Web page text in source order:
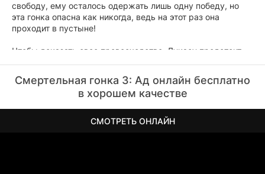
свободу, ему осталось одержать лишь одну победу, но
эта гонка опасна как никогда, ведь на этот раз она
проходит в пустыне!
Чтобы доказать свое превосходство, Лукасу предстоит
в смертоносной южно-африканской пустыне.
Смертельная гонка 3: Ад онлайн бесплатно
в хорошем качестве
СМОТРЕТЬ ОНЛАЙН